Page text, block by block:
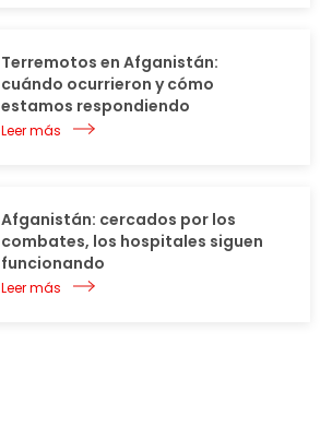
Terremotos en Afganistán:
cuándo ocurrieron y cómo
estamos respondiendo
Leer más
Afganistán: cercados por los
combates, los hospitales siguen
funcionando
Leer más